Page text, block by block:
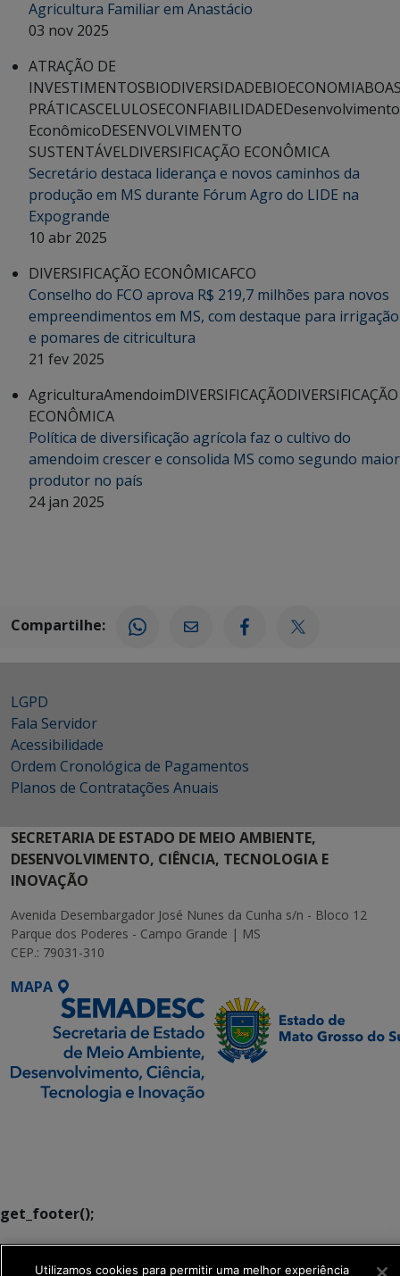
Agricultura Familiar em Anastácio
03 nov 2025
ATRAÇÃO DE
INVESTIMENTOSBIODIVERSIDADEBIOECONOMIA
PRÁTICASCELULOSECONFIABILIDADEDesenvolvimento
EconômicoDESENVOLVIMENTO
SUSTENTÁVELDIVERSIFICAÇÃO ECONÔMICA
Secretário destaca liderança e novos caminhos da
produção em MS durante Fórum Agro do LIDE na
Expogrande
10 abr 2025
DIVERSIFICAÇÃO ECONÔMICAFCO
Conselho do FCO aprova R$ 219,7 milhões para novos
empreendimentos em MS, com destaque para irrigação
e pomares de citricultura
21 fev 2025
AgriculturaAmendoimDIVERSIFICAÇÃODIVERSIFICAÇÃO
ECONÔMICA
Política de diversificação agrícola faz o cultivo do
amendoim crescer e consolida MS como segundo maior
produtor no país
24 jan 2025
Compartilhe:
LGPD
Fala Servidor
Acessibilidade
Ordem Cronológica de Pagamentos
Planos de Contratações Anuais
SECRETARIA DE ESTADO DE MEIO AMBIENTE,
DESENVOLVIMENTO, CIÊNCIA, TECNOLOGIA E
INOVAÇÃO
Avenida Desembargador José Nunes da Cunha s/n - Bloco 12
Parque dos Poderes - Campo Grande | MS
CEP.: 79031-310
MAPA
get_footer();
Utilizamos cookies para permitir uma melhor experiência